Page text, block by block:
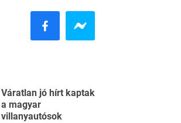
Váratlan jó hírt kaptak
a magyar
villanyautósok